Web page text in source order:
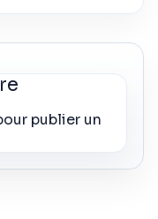
publier un